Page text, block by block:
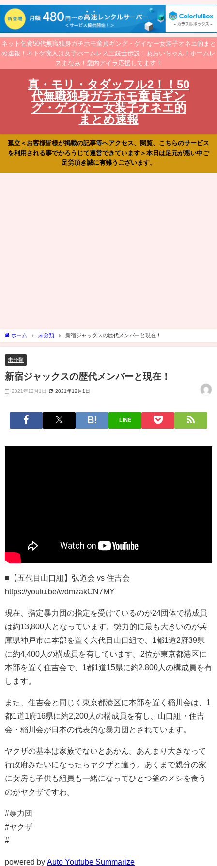
ネット乞食50代無職独身ガチホモ童貞ギング・ゲイなー女装子オネエ的まと
め速報！ネトゲ廃人は女子ホームレス三銃士伝説！あおいちゃん！ホームレ
スまなみ！愛内アイラ応援してます！
真・モリ・タダッフル2！！50
代無職独身ガチホモ童貞ギン
グ・ゲイなー女装子オネエ的
まとめ速報
孤立＜お客様皆様が掲載の記事等へアクセス、閲覧、こちらのサービス
を利用される事でかろうじて運営できています＞本日は足元が悪い中ご
足労頂き誠に有難うございます。
ホーム 未分類 新宿ジャックスの歴代メンバーと現在！
未分類
新宿ジャックスの歴代メンバーと現在！
2021年12月1日 2021年12月1日
LINE
■【五代目山口組】弘道会 vs 住吉会
https://youtu.be/wdmzakCN7MY
現在、指定暴力団の指定を受けているのが24団体で構成員
は約13,800人となっています。勢力的に最も大きいのが兵
庫県神戸市に本部を置く六代目山口組で、1都1道2府39県
に約4,400人の構成員を有しています。2位が東京都港区に
本部を置く住吉会で、1都1道15県に約2,800人の構成員を有
します。
また、住吉会と同じく東京都港区に本部を置く稲川会は、1
都1道1府16県に約2,200人の構成員を有し、山口組・住吉
会・稲川会が日本の代表的な暴力団とされています。
ヤクザの基本は家族でないとあかん。あんまり大きなって
行政府みたいになったらヤクザと違う。あくまで親分の家
に女房も子供も組員も一緒になってひとつ釜のメシを食う
のがヤクザですわ。
#暴力団
#ヤクザ
#
powered by Auto Youtube Summarize